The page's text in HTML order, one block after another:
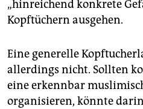
„hinreichend konkrete
Kopftüchern ausgehen.
Eine generelle
allerdings nicht. Sollten
eine erkennbar
organisieren, könnte